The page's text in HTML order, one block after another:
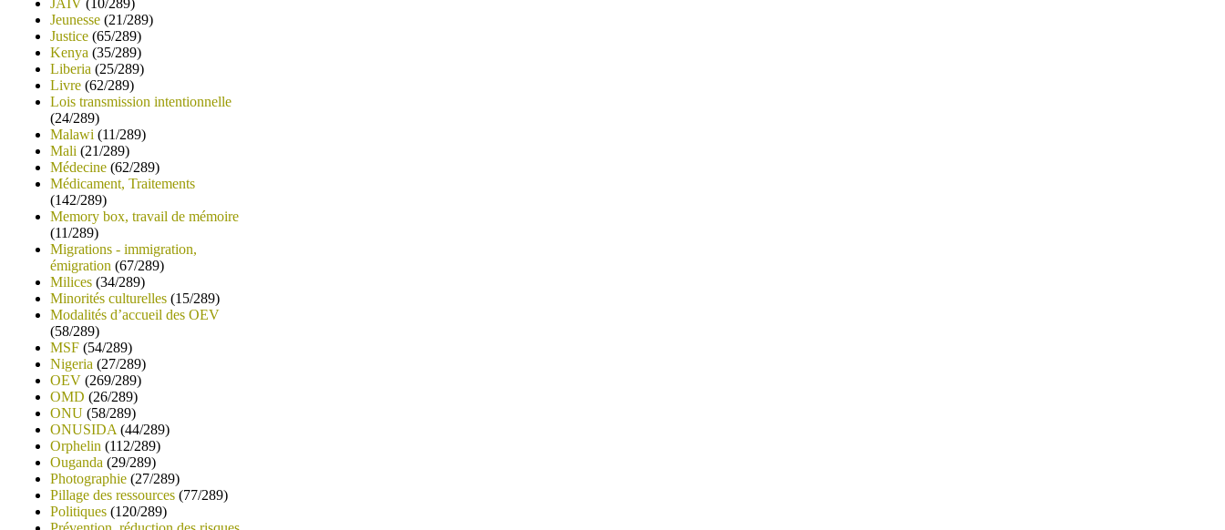
JAIV (10/289)
Jeunesse (21/289)
Justice (65/289)
Kenya (35/289)
Liberia (25/289)
Livre (62/289)
Lois transmission intentionnelle
(24/289)
Malawi (11/289)
Mali (21/289)
Médecine (62/289)
Médicament, Traitements
(142/289)
Memory box, travail de mémoire
(11/289)
Migrations - immigration,
émigration (67/289)
Milices (34/289)
Minorités culturelles (15/289)
Modalités d’accueil des OEV
(58/289)
MSF (54/289)
Nigeria (27/289)
OEV (269/289)
OMD (26/289)
ONU (58/289)
ONUSIDA (44/289)
Orphelin (112/289)
Ouganda (29/289)
Photographie (27/289)
Pillage des ressources (77/289)
Politiques (120/289)